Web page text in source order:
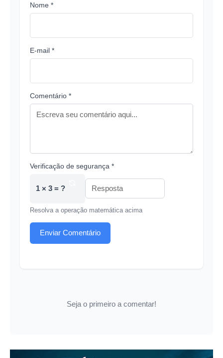
Nome *
E-mail *
Comentário *
Verificação de segurança *
1 × 3 = ?
Resolva a operação matemática acima
Enviar Comentário
Seja o primeiro a comentar!